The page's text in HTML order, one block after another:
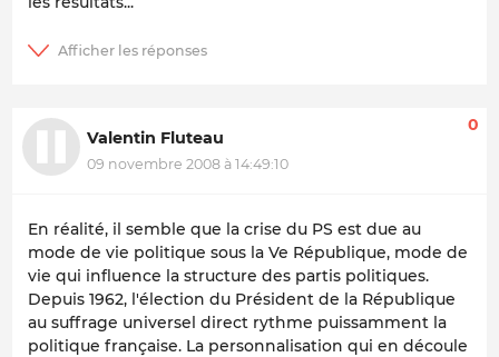
Valentin Fluteau
09 novembre 2008 à 14:49:10
0
En réalité, il semble que la crise du PS est due au
mode de vie politique sous la Ve République, mode de
vie qui influence la structure des partis politiques.
Depuis 1962, l'élection du Président de la République
au suffrage universel direct rythme puissamment la
politique française. La personnalisation qui en découle